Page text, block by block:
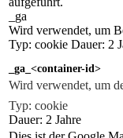
_ga
Wird verwendet, um
Typ: cookie Dauer: 2
_ga_<container-id>
Wird verwendet, um
Typ: cookie
Dauer: 2 Jahre